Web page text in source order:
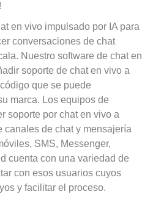
en vivo impulsado por IA para
conversaciones de chat
Nuestro software de chat en
soporte de chat en vivo a
que se puede
marca. Los equipos de
soporte por chat en vivo a
canales de chat y mensajería
SMS, Messenger,
cuenta con una variedad de
con esos usuarios cuyos
y facilitar el proceso.